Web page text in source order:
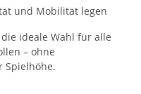
und Mobilität legen
ideale Wahl für alle
– ohne
Spielhöhe.